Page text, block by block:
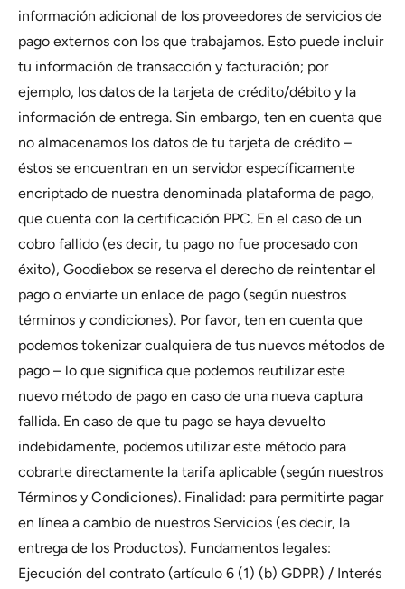
información adicional de los proveedores de servicios de
pago externos con los que trabajamos. Esto puede incluir
tu información de transacción y facturación; por
ejemplo, los datos de la tarjeta de crédito/débito y la
información de entrega. Sin embargo, ten en cuenta que
no almacenamos los datos de tu tarjeta de crédito –
éstos se encuentran en un servidor específicamente
encriptado de nuestra denominada plataforma de pago,
que cuenta con la certificación PPC. En el caso de un
cobro fallido (es decir, tu pago no fue procesado con
éxito), Goodiebox se reserva el derecho de reintentar el
pago o enviarte un enlace de pago (según nuestros
términos y condiciones). Por favor, ten en cuenta que
podemos tokenizar cualquiera de tus nuevos métodos de
pago – lo que significa que podemos reutilizar este
nuevo método de pago en caso de una nueva captura
fallida. En caso de que tu pago se haya devuelto
indebidamente, podemos utilizar este método para
cobrarte directamente la tarifa aplicable (según nuestros
Términos y Condiciones). Finalidad: para permitirte pagar
en línea a cambio de nuestros Servicios (es decir, la
entrega de los Productos). Fundamentos legales:
Ejecución del contrato (artículo 6 (1) (b) GDPR) / Interés